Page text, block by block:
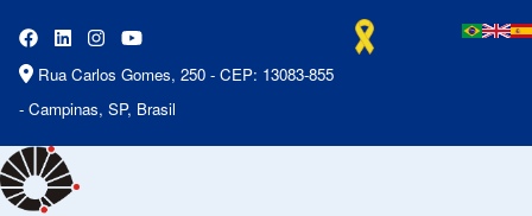
Rua Carlos Gomes, 250 - CEP: 13083-855
- Campinas, SP, Brasil